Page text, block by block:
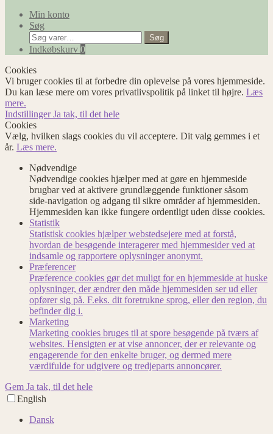
Min konto
Søg
Søg
efter:
Søg
Indkøbskurv 0
Cookies
Vi bruger cookies til at forbedre din oplevelse på vores hjemmeside.
Du kan læse mere om vores privatlivspolitik på linket til højre. Læs
mere.
IndstillingerJa tak, til det hele
Cookies
Vælg, hvilken slags cookies du vil acceptere. Dit valg gemmes i et
år. Læs mere.
Nødvendige
Nødvendige cookies hjælper med at gøre en hjemmeside
brugbar ved at aktivere grundlæggende funktioner såsom
side-navigation og adgang til sikre områder af hjemmesiden.
Hjemmesiden kan ikke fungere ordentligt uden disse cookies.
Statistik
Statistisk cookies hjælper webstedsejere med at forstå,
hvordan de besøgende interagerer med hjemmesider ved at
indsamle og rapportere oplysninger anonymt.
Præferencer
Præference cookies gør det muligt for en hjemmeside at huske
oplysninger, der ændrer den måde hjemmesiden ser ud eller
opfører sig på. F.eks. dit foretrukne sprog, eller den region, du
befinder dig i.
Marketing
Marketing cookies bruges til at spore besøgende på tværs af
websites. Hensigten er at vise annoncer, der er relevante og
engagerende for den enkelte bruger, og dermed mere
værdifulde for udgivere og tredjeparts annoncører.
Gem Ja tak, til det hele
English
Dansk